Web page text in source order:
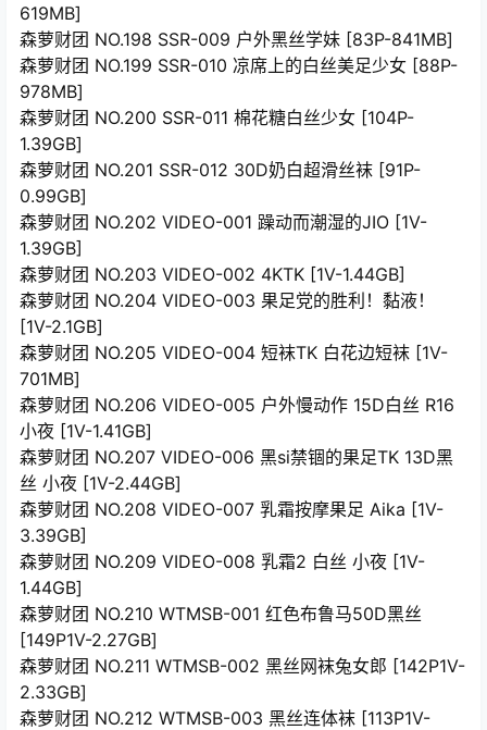
619MB]
森萝财团 NO.198 SSR-009 户外黑丝学妹 [83P-841MB]
森萝财团 NO.199 SSR-010 凉席上的白丝美足少女 [88P-
978MB]
森萝财团 NO.200 SSR-011 棉花糖白丝少女 [104P-
1.39GB]
森萝财团 NO.201 SSR-012 30D奶白超滑丝袜 [91P-
0.99GB]
森萝财团 NO.202 VIDEO-001 躁动而潮湿的JIO [1V-
1.39GB]
森萝财团 NO.203 VIDEO-002 4KTK [1V-1.44GB]
森萝财团 NO.204 VIDEO-003 果足党的胜利！黏液！
[1V-2.1GB]
森萝财团 NO.205 VIDEO-004 短袜TK 白花边短袜 [1V-
701MB]
森萝财团 NO.206 VIDEO-005 户外慢动作 15D白丝 R16
小夜 [1V-1.41GB]
森萝财团 NO.207 VIDEO-006 黑si禁锢的果足TK 13D黑
丝 小夜 [1V-2.44GB]
森萝财团 NO.208 VIDEO-007 乳霜按摩果足 Aika [1V-
3.39GB]
森萝财团 NO.209 VIDEO-008 乳霜2 白丝 小夜 [1V-
1.44GB]
森萝财团 NO.210 WTMSB-001 红色布鲁马50D黑丝
[149P1V-2.27GB]
森萝财团 NO.211 WTMSB-002 黑丝网袜兔女郎 [142P1V-
2.33GB]
森萝财团 NO.212 WTMSB-003 黑丝连体袜 [113P1V-